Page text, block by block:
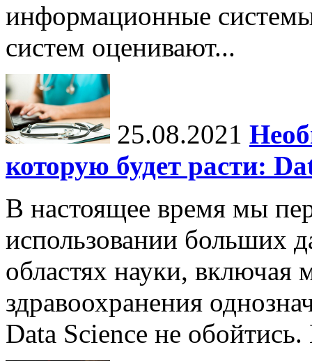
информационные
систем оценивают...
25.08.2021
которую будет расти:
В настоящее время мы
использовании больших
областях науки, включая
здравоохранения
Data Science не